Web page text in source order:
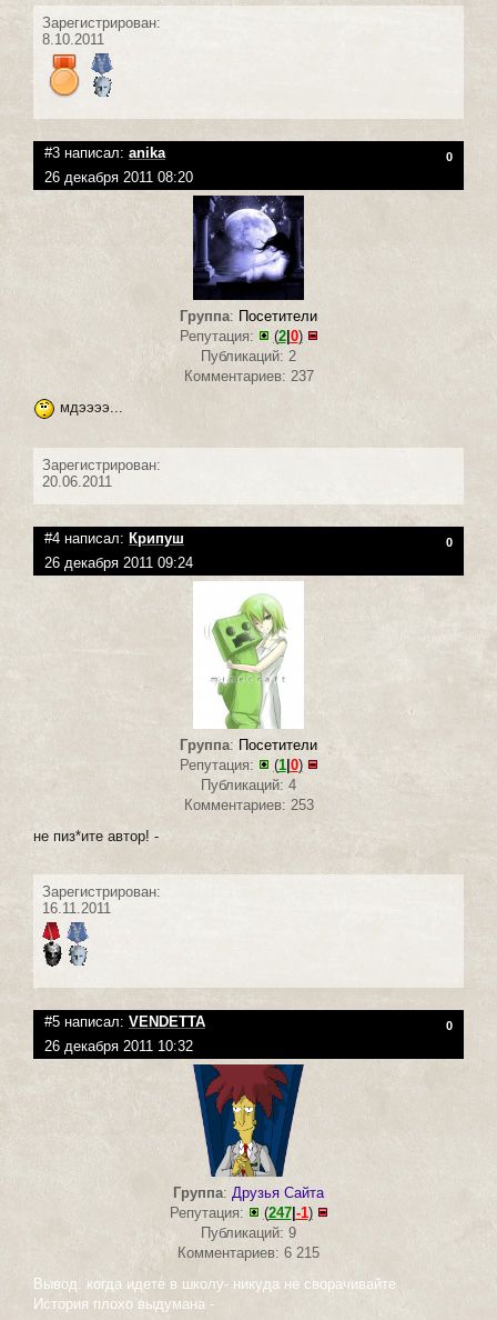
Зарегистрирован:
8.10.2011
#3 написал: anika 0
26 декабря 2011 08:20
Группа: Посетители
Репутация:
(2| 0)
Публикаций: 2
Комментариев: 237
мдээээ...
Зарегистрирован:
20.06.2011
#4 написал: Крипуш 0
26 декабря 2011 09:24
Группа: Посетители
Репутация:
(1| 0)
Публикаций: 4
Комментариев: 253
не пиз*ите автор! -
Зарегистрирован:
16.11.2011
#5 написал: VENDETTA 0
26 декабря 2011 10:32
Группа: Друзья Сайта
Репутация:
(247| -1)
Публикаций: 9
Комментариев: 6 215
Вывод: когда идете в школу- никуда не сворачивайте
История плохо выдумана -